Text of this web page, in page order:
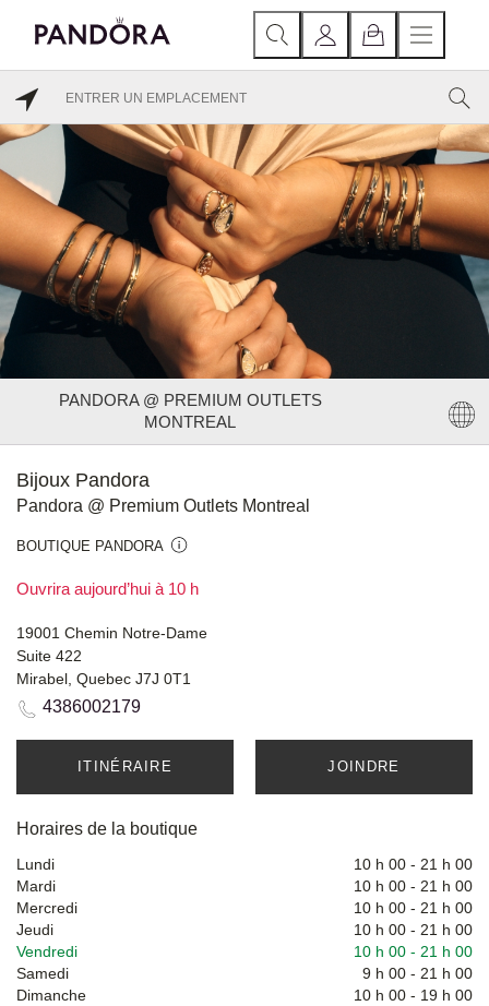
PANDORA @ PREMIUM OUTLETS
MONTREAL
Bijoux Pandora
Pandora @ Premium Outlets Montreal
BOUTIQUE PANDORA
Ouvrira aujourd’hui à 10 h
19001 Chemin Notre-Dame
Suite 422
Mirabel, Quebec J7J 0T1
4386002179
ITINÉRAIRE JOINDRE
Horaires de la boutique
Lundi 10 h 00 - 21 h 00
Mardi
10 h 00 - 21 h 00
Mercredi
10 h 00 - 21 h 00
Jeudi
10 h 00 - 21 h 00
Vendredi
10 h 00 - 21 h 00
Samedi
9 h 00 - 21 h 00
Dimanche
10 h 00 - 19 h 00